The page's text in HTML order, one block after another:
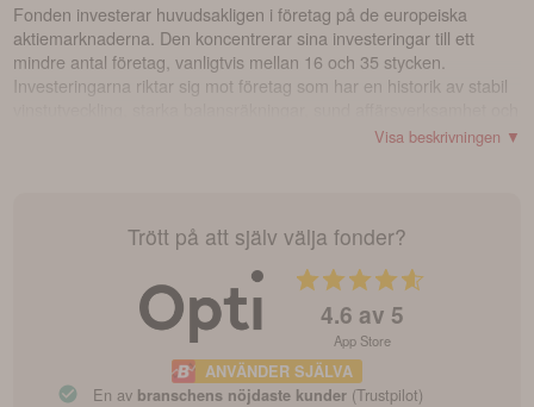
Fonden investerar huvudsakligen i företag på de europeiska
aktiemarknaderna. Den koncentrerar sina investeringar till ett
mindre antal företag, vanligtvis mellan 16 och 35 stycken.
Investeringarna riktar sig mot företag som har en historik av stabil
tillväxt i utdelningar. Fondens basvaluta är euro (EUR). Den är en
Fonden kan också investera i värdepapper utgivna av företag
utanför Europa, men detta får högst utgöra 10 procent av fondens
totala förmögenhet. Dessutom kan fonden placera i
penningmarknadsinstrument, derivatinstrument, andra fonder (upp
till 10 procent av fondens förmögenhet) och på konto i
Visa beskrivningen ▼
Trött på att själv välja fonder?
4.6 av 5
App Store
ANVÄNDER SJÄLVA
En av branschens nöjdaste kunder (Trustpilot)